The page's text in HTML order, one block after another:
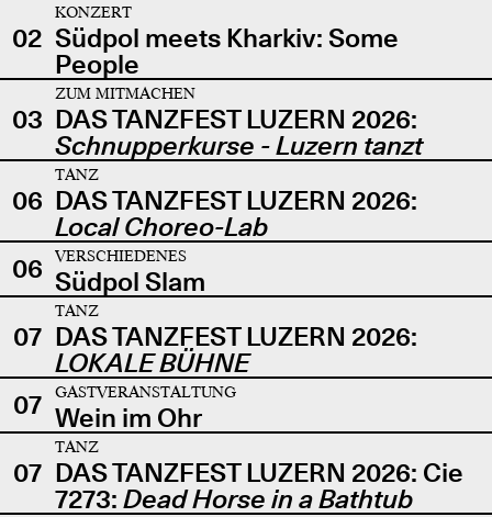
02
KONZERT
Südpol meets Kharkiv: Some
People
03
ZUM MITMACHEN
DAS TANZFEST LUZERN 2026:
Schnupperkurse - Luzern tanzt
06
TANZ
DAS TANZFEST LUZERN 2026:
Local Choreo-Lab
06
VERSCHIEDENES
Südpol Slam
07
TANZ
DAS TANZFEST LUZERN 2026:
LOKALE BÜHNE
07
GASTVERANSTALTUNG
Wein im Ohr
07
TANZ
DAS TANZFEST LUZERN 2026: Cie
7273: Dead Horse in a Bathtub